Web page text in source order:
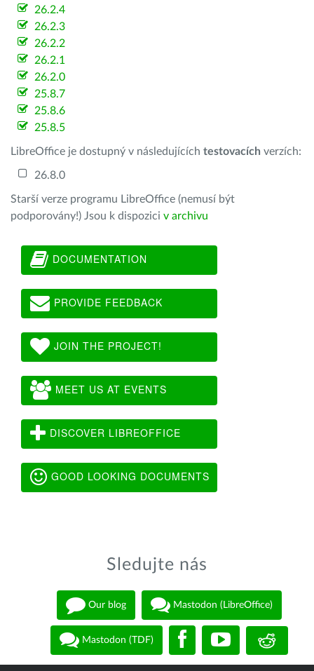
26.2.4
26.2.3
26.2.2
26.2.1
26.2.0
25.8.7
25.8.6
25.8.5
LibreOffice je dostupný v následujících testovacích verzích:
26.8.0
Starší verze programu LibreOffice (nemusí být
podporovány!) Jsou k dispozici v archivu
DOCUMENTATION
PROVIDE FEEDBACK
JOIN THE PROJECT!
MEET US AT EVENTS
DISCOVER LIBREOFFICE
GOOD LOOKING DOCUMENTS
Sledujte nás
Our blog Mastodon (LibreOffice)
Mastodon (TDF)